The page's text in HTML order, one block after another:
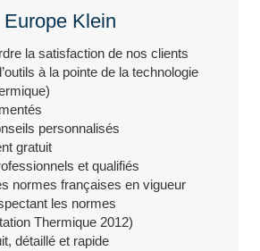
Europe Klein
la satisfaction de nos clients
à la pointe de la technologie
personnalisés
gratuit
et qualifiés
normes françaises en vigueur
les normes
Thermique 2012)
détaillé et rapide